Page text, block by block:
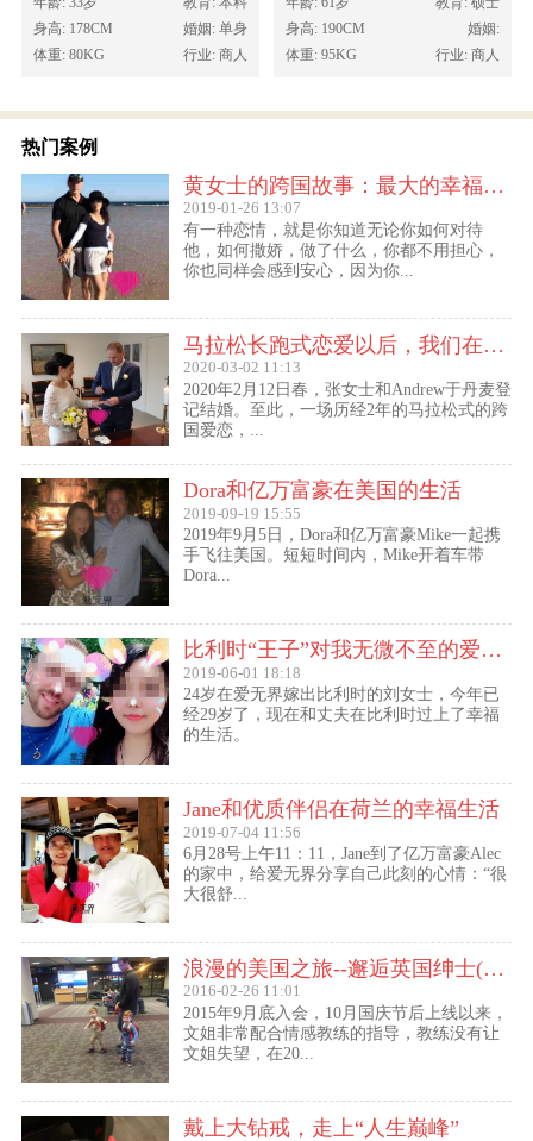
身高: 178CM
婚姻: 单身
体重: 80KG
行业: 商人
身高: 190CM
婚姻:
体重: 95KG
行业: 商人
热门案例
黄女士的跨国故事：最大的幸福便是有一个白马王子一直默默等着自己
2019-01-26 13:07
有一种恋情，就是你知道无论你如何对待
他，如何撒娇，做了什么，你都不用担心，
你也同样会感到安心，因为你...
马拉松长跑式恋爱以后，我们在丹麦登记结婚了
2020-03-02 11:13
2020年2月12日春，张女士和Andrew于丹麦登
记结婚。至此，一场历经2年的马拉松式的跨
国爱恋，...
Dora和亿万富豪在美国的生活
2019-09-19 15:55
2019年9月5日，Dora和亿万富豪Mike一起携
手飞往美国。短短时间内，Mike开着车带
Dora...
比利时“王子”对我无微不至的爱（爱无界刘女士的海外生活）
2019-06-01 18:18
24岁在爱无界嫁出比利时的刘女士，今年已
经29岁了，现在和丈夫在比利时过上了幸福
的生活。
Jane和优质伴侣在荷兰的幸福生活
2019-07-04 11:56
6月28号上午11：11，Jane到了亿万富豪Alec
的家中，给爱无界分享自己此刻的心情：“很
大很舒...
浪漫的美国之旅--邂逅英国绅士(文姐与Kent的见面动态）
2016-02-26 11:01
2015年9月底入会，10月国庆节后上线以来，
文姐非常配合情感教练的指导，教练没有让
文姐失望，在20...
戴上大钻戒，走上“人生巅峰”